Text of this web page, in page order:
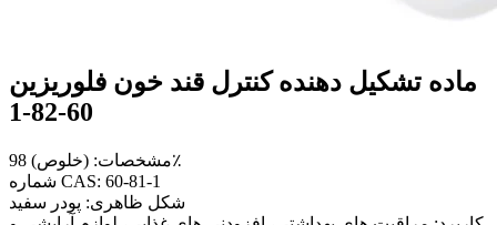
ماده تشکیل دهنده کنترل قند خون فلوریزین
60-82-1
مشخصات: (خلوص) 98٪
شماره CAS: 60-81-1
شکل ظاهری: پودر سفید